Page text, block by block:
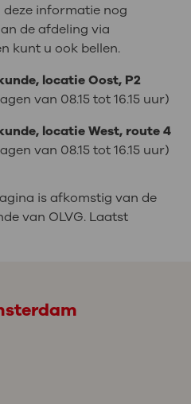
deze informatie nog
de afdeling via
kunt u ook bellen.
locatie Oost, P2
van 08.15 tot 16.15 uur)
locatie West, route 4
van 08.15 tot 16.15 uur)
is afkomstig van de
van OLVG. Laatst